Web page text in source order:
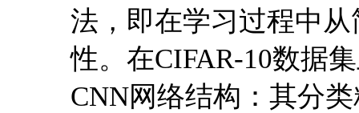
法，即在学习过程中
性。在CIFAR-10数据
CNN网络结构：其分